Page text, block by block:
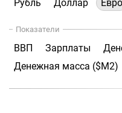
Рубль Доллар Евро
Показатели
ВВП Зарплаты
Денежная масса ($М2)